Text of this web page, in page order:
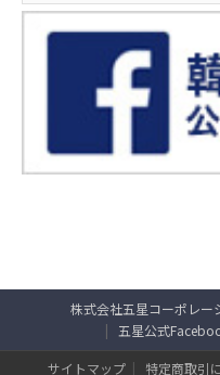
株式会社五星コーポレー
五星公式
サイトマップ 特定商取引